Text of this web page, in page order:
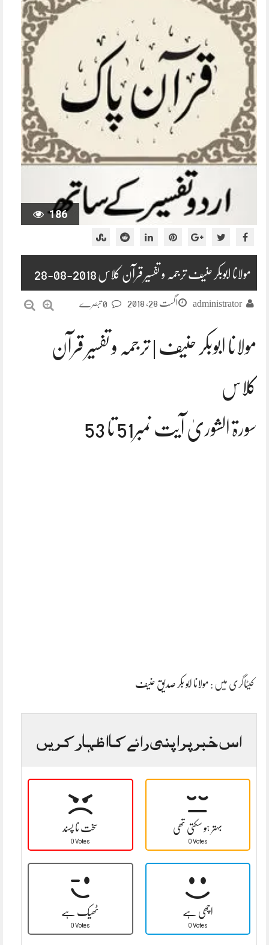
186
مولانا ابوبکر حنیف ترجمہ و تفسیر قرآن کلاس 2018-08-28
administrator اگست 28, 2018
مولانا ابوبکر حنیف | ترجمہ و تفسیر قرآن
کلاس
سورۃ الشوریٰ آیت نمبر51 تا 53
کیٹاگری میں : مولانا ابو بکر صدیق حنیف
اس خبر پر اپنی رائے کا اظہار کریں
سخت نا پسند
0 Votes
بہتر ہو سکتی تھی
0 Votes
ٹھیک ہے
0 Votes
اچھی ہے
0 Votes